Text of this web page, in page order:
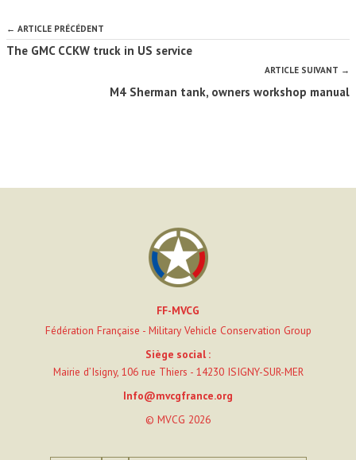
← ARTICLE PRÉCÉDENT
The GMC CCKW truck in US service
ARTICLE SUIVANT →
M4 Sherman tank, owners workshop manual
FF-MVCG
Fédération Française - Military Vehicle Conservation Group
Siège social :
Mairie d’Isigny, 106 rue Thiers - 14230 ISIGNY-SUR-MER
Info@mvcgfrance.org
© MVCG 2026